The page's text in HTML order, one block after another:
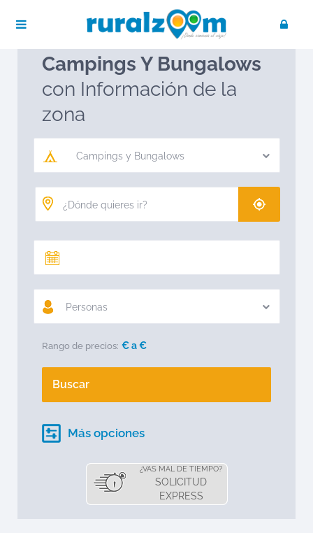
Campings y Bungalows
Campings Y Bungalows
con Información de la
zona
Campings y Bungalows
Personas
Rango de precios: € a€
Buscar
Más opciones
¿VAS MAL DE TIEMPO?
SOLICITUD
EXPRESS